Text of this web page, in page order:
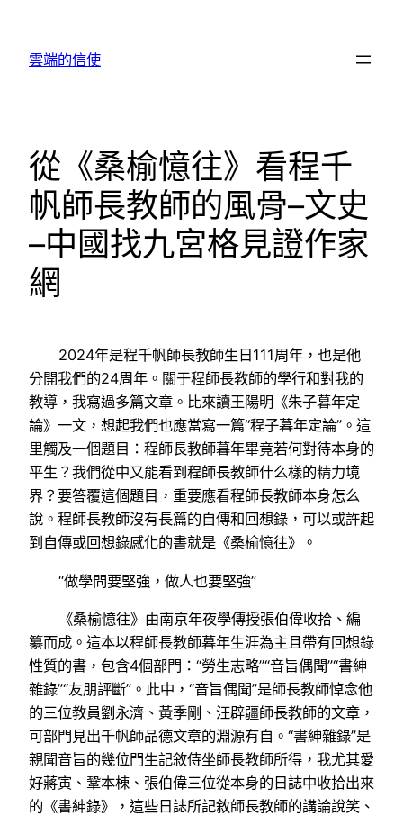
雲端的信使
從《桑榆憶往》看程千
帆師長教師的風骨–文史
–中國找九宮格見證作家
網
2024年是程千帆師長教師生日111周年，也是他
分開我們的24周年。關于程師長教師的學行和對我的
教導，我寫過多篇文章。比來讀王陽明《朱子暮年定
論》一文，想起我們也應當寫一篇“程子暮年定論”。這
里觸及一個題目：程師長教師暮年畢竟若何對待本身的
平生？我們從中又能看到程師長教師什么樣的精力境
界？要答覆這個題目，重要應看程師長教師本身怎么
說。程師長教師沒有長篇的自傳和回想錄，可以或許起
到自傳或回想錄感化的書就是《桑榆憶往》。
“做學問要堅強，做人也要堅強”
《桑榆憶往》由南京年夜學傳授張伯偉收拾、編
纂而成。這本以程師長教師暮年生涯為主且帶有回想錄
性質的書，包含4個部門：“勞生志略”“音旨偶聞”“書紳
雜錄”“友朋評斷”。此中，“音旨偶聞”是師長教師悼念他
的三位教員劉永濟、黃季剛、汪辟疆師長教師的文章，
可部門見出千帆師品德文章的淵源有自。“書紳雜錄”是
親聞音旨的幾位門生記敘侍坐師長教師所得，我尤其愛
好蔣寅、鞏本棟、張伯偉三位從本身的日誌中收拾出來
的《書紳錄》，這些日誌所記敘師長教師的講論說笑、